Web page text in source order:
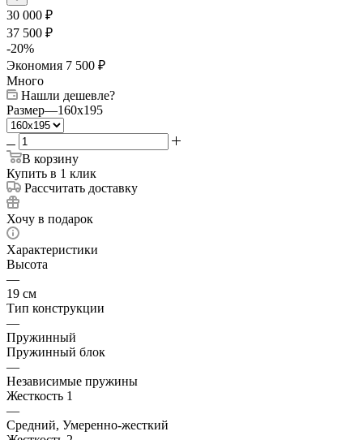
30 000 ₽
37 500 ₽
-20%
Экономия 7 500 ₽
Много
Нашли дешевле?
Размер—160x195
В корзину
Купить в 1 клик
Рассчитать доставку
Хочу в подарок
Характеристики
Высота
—
19 см
Тип конструкции
—
Пружинный
Пружинный блок
—
Независимые пружины
Жесткость 1
—
Средний, Умеренно-жесткий